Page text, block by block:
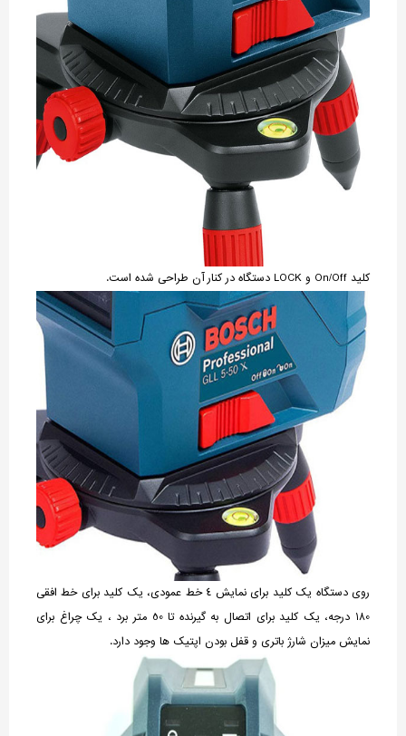
کلید On/Off و LOCK دستگاه در کنار آن طراحی شده است.
روی دستگاه یک کلید برای نمایش 4 خط عمودی، یک کلید برای خط افقی
180 درجه، یک کلید برای اتصال به گیرنده تا 50 متر برد ، یک چراغ برای
نمایش میزان شارژ باتری و قفل بودن اپتیک ها وجود دارد.